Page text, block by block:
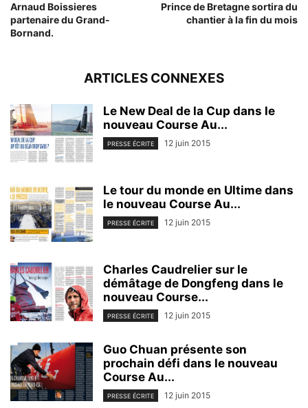
Arnaud Boissieres
partenaire du Grand-
Bornand.
Prince de Bretagne sortira du
chantier à la fin du mois
ARTICLES CONNEXES
Le New Deal de la Cup dans le
nouveau Course Au...
PRESSE ÉCRITE 12 juin 2015
Le tour du monde en Ultime dans
le nouveau Course Au...
PRESSE ÉCRITE 12 juin 2015
Charles Caudrelier sur le
démâtage de Dongfeng dans le
nouveau Course...
PRESSE ÉCRITE 12 juin 2015
Guo Chuan présente son
prochain défi dans le nouveau
Course Au...
PRESSE ÉCRITE 12 juin 2015